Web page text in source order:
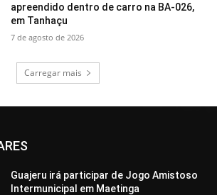
apreendido dentro de carro na BA-026,
em Tanhaçu
7 de agosto de 2026
Carregar mais
Guajeru irá participar de Jogo Amistoso
Intermunicipal em Maetinga